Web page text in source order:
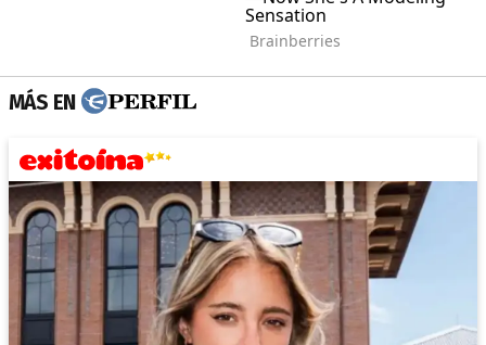
MÁS EN